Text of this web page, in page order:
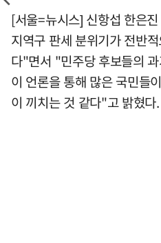
[서울=뉴시스] 신항섭 한은
지역구 판세 분위기가 전반
다"면서 "민주당 후보들의
이 언론을 통해 많은 국민들
이 끼치는 것 같다"고 밝혔다.